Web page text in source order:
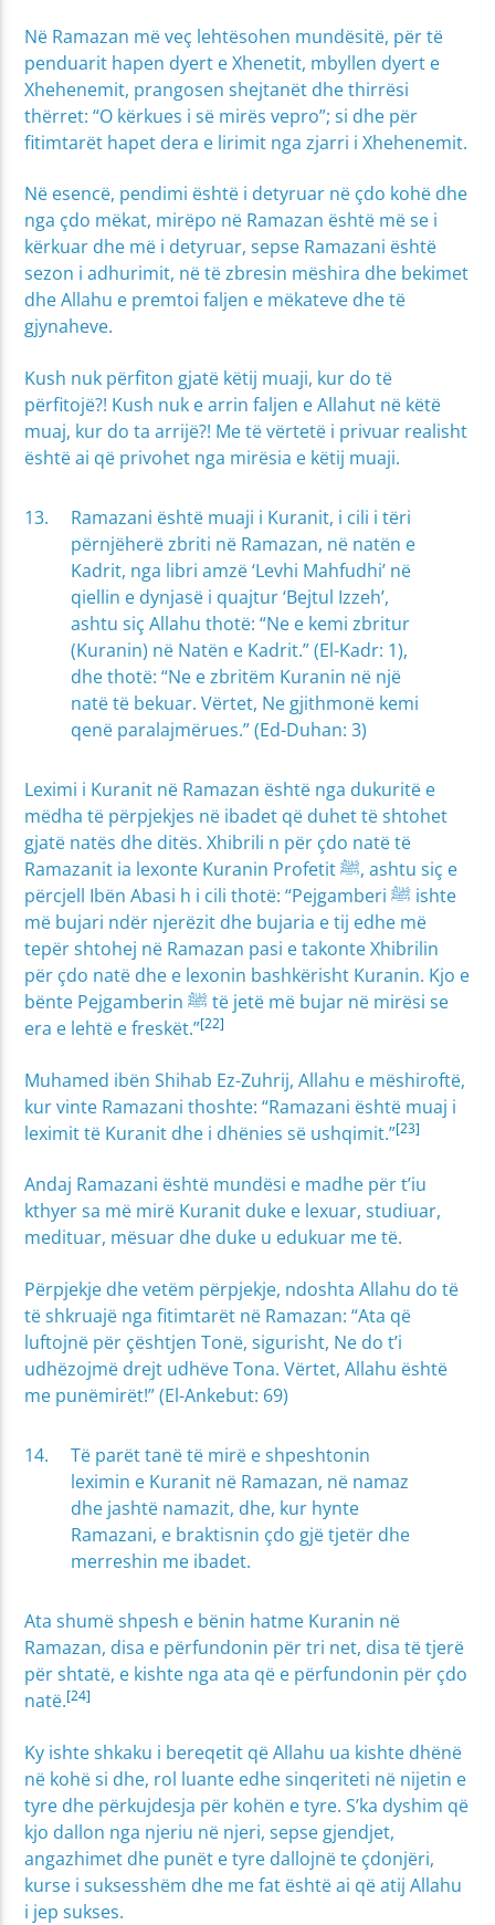
Në Ramazan më veç lehtësohen mundësitë, për të
penduarit hapen dyert e Xhenetit, mbyllen dyert e
Xhehenemit, prangosen shejtanët dhe thirrësi
thërret: “O kërkues i së mirës vepro”; si dhe për
fitimtarët hapet dera e lirimit nga zjarri i Xhehenemit.
Në esencë, pendimi është i detyruar në çdo kohë dhe
nga çdo mëkat, mirëpo në Ramazan është më se i
kërkuar dhe më i detyruar, sepse Ramazani është
sezon i adhurimit, në të zbresin mëshira dhe bekimet
dhe Allahu e premtoi faljen e mëkateve dhe të
gjynaheve.
Kush nuk përfiton gjatë këtij muaji, kur do të
përfitojë?! Kush nuk e arrin faljen e Allahut në këtë
muaj, kur do ta arrijë?! Me të vërtetë i privuar realisht
është ai që privohet nga mirësia e këtij muaji.
Ramazani është muaji i Kuranit, i cili i tëri
përnjëherë zbriti në Ramazan, në natën e
Kadrit, nga libri amzë ‘Levhi Mahfudhi’ në
qiellin e dynjasë i quajtur ‘Bejtul Izzeh’,
ashtu siç Allahu thotë: “Ne e kemi zbritur
(Kuranin) në Natën e Kadrit.” (El-Kadr: 1),
dhe thotë: “Ne e zbritëm Kuranin në një
natë të bekuar. Vërtet, Ne gjithmonë kemi
qenë paralajmërues.” (Ed-Duhan: 3)
Leximi i Kuranit në Ramazan është nga dukuritë e
mëdha të përpjekjes në ibadet që duhet të shtohet
gjatë natës dhe ditës. Xhibrili n për çdo natë të
Ramazanit ia lexonte Kuranin Profetit ﷺ, ashtu siç e
përcjell Ibën Abasi h i cili thotë: “Pejgamberi ﷺ ishte
më bujari ndër njerëzit dhe bujaria e tij edhe më
tepër shtohej në Ramazan pasi e takonte Xhibrilin
për çdo natë dhe e lexonin bashkërisht Kuranin. Kjo e
bënte Pejgamberin ﷺ të jetë më bujar në mirësi se
era e lehtë e freskët.”[22]
Muhamed ibën Shihab Ez-Zuhrij, Allahu e mëshiroftë,
kur vinte Ramazani thoshte: “Ramazani është muaj i
leximit të Kuranit dhe i dhënies së ushqimit.”[23]
Andaj Ramazani është mundësi e madhe për t’iu
kthyer sa më mirë Kuranit duke e lexuar, studiuar,
medituar, mësuar dhe duke u edukuar me të.
Përpjekje dhe vetëm përpjekje, ndoshta Allahu do të
të shkruajë nga fitimtarët në Ramazan: “Ata që
luftojnë për çështjen Tonë, sigurisht, Ne do t’i
udhëzojmë drejt udhëve Tona. Vërtet, Allahu është
me punëmirët!” (El-Ankebut: 69)
Të parët tanë të mirë e shpeshtonin
leximin e Kuranit në Ramazan, në namaz
dhe jashtë namazit, dhe, kur hynte
Ramazani, e braktisnin çdo gjë tjetër dhe
merreshin me ibadet.
Ata shumë shpesh e bënin hatme Kuranin në
Ramazan, disa e përfundonin për tri net, disa të tjerë
për shtatë, e kishte nga ata që e përfundonin për çdo
natë.[24]
Ky ishte shkaku i bereqetit që Allahu ua kishte dhënë
në kohë si dhe, rol luante edhe sinqeriteti në nijetin e
tyre dhe përkujdesja për kohën e tyre. S’ka dyshim që
kjo dallon nga njeriu në njeri, sepse gjendjet,
angazhimet dhe punët e tyre dallojnë te çdonjëri,
kurse i suksesshëm dhe me fat është ai që atij Allahu
i jep sukses.